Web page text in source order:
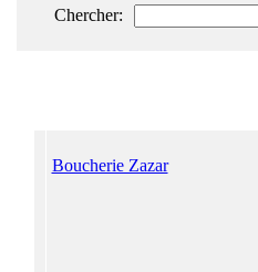
Chercher:
Boucherie Zazar